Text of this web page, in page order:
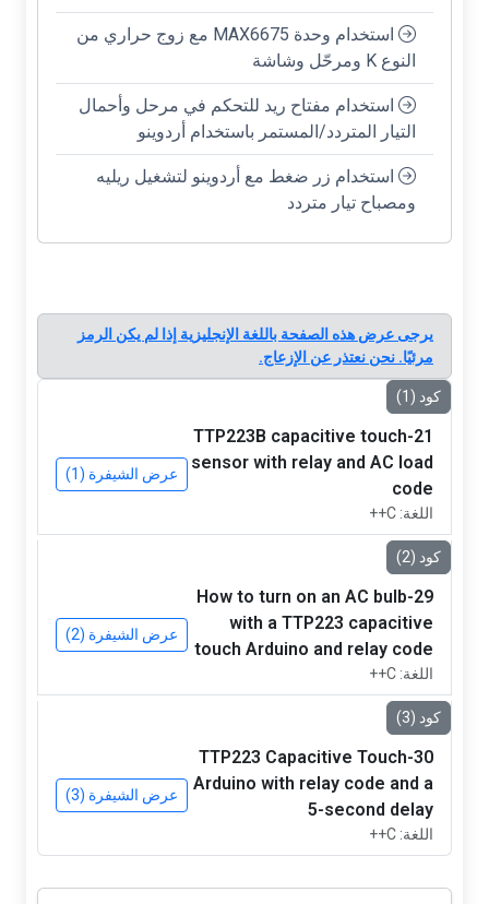
استخدام وحدة MAX6675 مع زوج حراري من
النوع K ومرحّل وشاشة
استخدام مفتاح ريد للتحكم في مرحل وأحمال
التيار المتردد/المستمر باستخدام أردوينو
استخدام زر ضغط مع أردوينو لتشغيل ريليه
ومصباح تيار متردد
يرجى عرض هذه الصفحة باللغة الإنجليزية إذا لم يكن الرمز
مرئيًا. نحن نعتذر عن الإزعاج.
كود (1)
21-TTP223B capacitive touch
sensor with relay and AC load
code
اللغة: C++
عرض الشيفرة (1)
كود (2)
29-How to turn on an AC bulb
with a TTP223 capacitive
touch Arduino and relay code
اللغة: C++
عرض الشيفرة (2)
كود (3)
30-TTP223 Capacitive Touch
Arduino with relay code and a
5-second delay
اللغة: C++
عرض الشيفرة (3)